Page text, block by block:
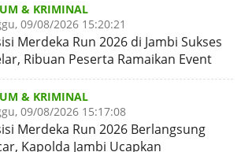
& KRIMINAL
09/08/2026 15:20:21
Merdeka Run 2026 di Jambi Sukses
Ribuan Peserta Ramaikan Event
& KRIMINAL
09/08/2026 15:17:08
Merdeka Run 2026 Berlangsung
Kapolda Jambi Ucapkan